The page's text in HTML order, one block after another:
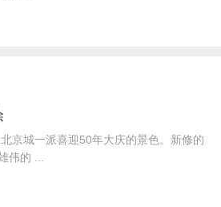
一派喜迎50年大庆的景色。新修的
伟的 ...